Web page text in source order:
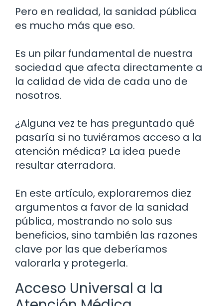
Pero en realidad, la sanidad pública
es mucho más que eso.
Es un pilar fundamental de nuestra
sociedad que afecta directamente a
la calidad de vida de cada uno de
nosotros.
¿Alguna vez te has preguntado qué
pasaría si no tuviéramos acceso a la
atención médica? La idea puede
resultar aterradora.
En este artículo, exploraremos diez
argumentos a favor de la sanidad
pública, mostrando no solo sus
beneficios, sino también las razones
clave por las que deberíamos
valorarla y protegerla.
Acceso Universal a la